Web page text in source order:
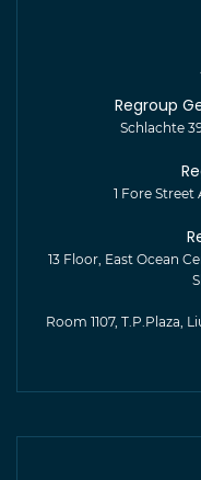
Regroup
Schlachte
1 Fore Street
13 Floor, East Ocean
Room 1107, T.P.Plaza,